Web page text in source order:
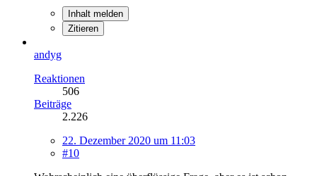
Inhalt melden
Zitieren
andyg
Reaktionen
506
Beiträge
2.226
22. Dezember 2020 um 11:03
#10